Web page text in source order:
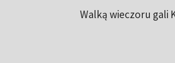
Walką wieczoru gali